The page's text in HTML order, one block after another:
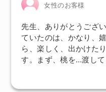
女性のお客様
先生、ありがとうござ
ていたのは、かなり、
ら、楽しく、出かけた
す。まず、桃を…渡し